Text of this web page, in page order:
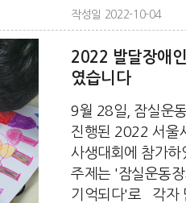
작성일 2022-10-04
2022 발달장애
였습니다
9월 28일, 잠실운
진행된 2022 서울
사생대회에 참가하
주제는 '잠실운동
기억되다'로 각자